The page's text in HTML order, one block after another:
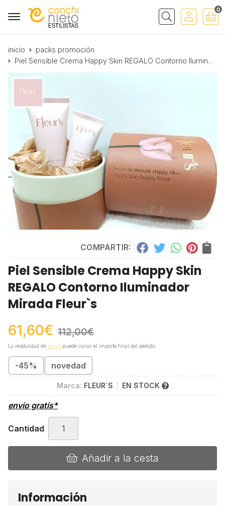
Buscar
0
inicio
packs promoción
Piel Sensible Crema Happy Skin REGALO Contorno Iluminador Mirada Fleur`s
COMPARTIR:
Piel Sensible Crema Happy Skin
REGALO Contorno Iluminador
Mirada Fleur`s
61,60€ 112,00€
La modalidad de envío puede variar el importe final del pedido.
-45% novedad
Marca: FLEUR`S EN STOCK
envío gratis*
Cantidad
Añadir a la cesta
Información